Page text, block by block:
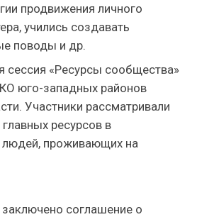
продвижения личного
учились создавать
поводы и др.
сессия «Ресурсы сообщества»
юго-западных районов
Участники рассматривали
ресурсов в
проживающих на
соглашение о